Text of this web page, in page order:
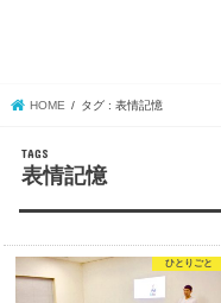
HOME タグ : 表情記憶
表情記憶
ひとりごと